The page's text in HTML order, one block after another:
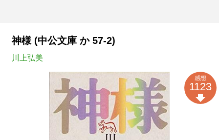
神様 (中公文庫 か 57-2)
川上弘美
感想
1123